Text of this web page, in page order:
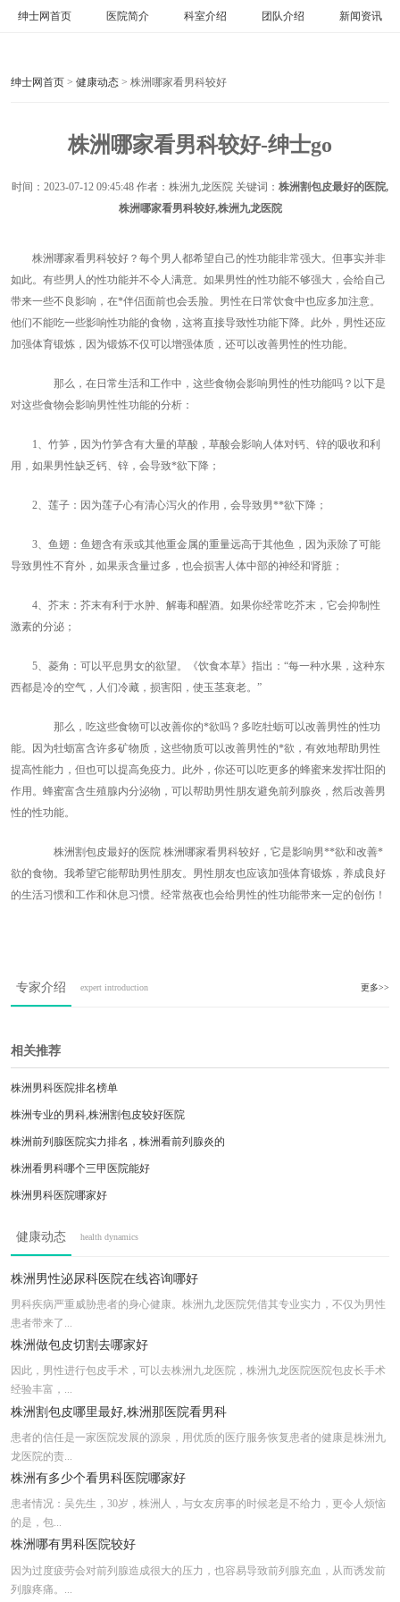
绅士网首页 医院简介 科室介绍 团队介绍 新闻资讯
绅士网首页 > 健康动态 > 株洲哪家看男科较好
株洲哪家看男科较好-绅士go
时间： 2023-07-12 09:45:48 作者：株洲九龙医院 关键词： 株洲割包皮最好的医院,
株洲哪家看男科较好,株洲九龙医院
株洲哪家看男科较好？每个男人都希望自己的性功能非常强大。但事实并非
如此。有些男人的性功能并不令人满意。如果男性的性功能不够强大，会给自己
带来一些不良影响，在*伴侣面前也会丢脸。男性在日常饮食中也应多加注意。
他们不能吃一些影响性功能的食物，这将直接导致性功能下降。此外，男性还应
加强体育锻炼，因为锻炼不仅可以增强体质，还可以改善男性的性功能。
那么，在日常生活和工作中，这些食物会影响男性的性功能吗？以下是
对这些食物会影响男性性功能的分析：
1、竹笋，因为竹笋含有大量的草酸，草酸会影响人体对钙、锌的吸收和利
用，如果男性缺乏钙、锌，会导致*欲下降；
2、莲子：因为莲子心有清心泻火的作用，会导致男**欲下降；
3、鱼翅：鱼翅含有汞或其他重金属的重量远高于其他鱼，因为汞除了可能
导致男性不育外，如果汞含量过多，也会损害人体中部的神经和肾脏；
4、芥末：芥末有利于水肿、解毒和醒酒。如果你经常吃芥末，它会抑制性
激素的分泌；
5、菱角：可以平息男女的欲望。《饮食本草》指出：“每一种水果，这种东
西都是冷的空气，人们冷藏，损害阳，使玉茎衰老。”
那么，吃这些食物可以改善你的*欲吗？多吃牡蛎可以改善男性的性功
能。因为牡蛎富含许多矿物质，这些物质可以改善男性的*欲，有效地帮助男性
提高性能力，但也可以提高免疫力。此外，你还可以吃更多的蜂蜜来发挥壮阳的
作用。蜂蜜富含生殖腺内分泌物，可以帮助男性朋友避免前列腺炎，然后改善男
性的性功能。
株洲割包皮最好的医院 株洲哪家看男科较好，它是影响男**欲和改善*
欲的食物。我希望它能帮助男性朋友。男性朋友也应该加强体育锻炼，养成良好
的生活习惯和工作和休息习惯。经常熬夜也会给男性的性功能带来一定的创伤！
专家介绍 expert introduction 更多>>
相关推荐
株洲男科医院排名榜单
株洲专业的男科,株洲割包皮较好医院
株洲前列腺医院实力排名，株洲看前列腺炎的
株洲看男科哪个三甲医院能好
株洲男科医院哪家好
株洲九龙医院收费高吗
株洲男科治疗效果哪里好
株洲治割包皮的医院哪家效果比较明显
健康动态 health dynamics
株洲男性泌尿科医院在线咨询哪好
男科疾病严重威胁患者的身心健康。株洲九龙医院凭借其专业实力，不仅为男性
患者带来了...
株洲做包皮切割去哪家好
因此，男性进行包皮手术，可以去株洲九龙医院，株洲九龙医院医院包皮长手术
经验丰富，...
株洲割包皮哪里最好,株洲那医院看男科
患者的信任是一家医院发展的源泉，用优质的医疗服务恢复患者的健康是株洲九
龙医院的责...
株洲有多少个看男科医院哪家好
患者情况：吴先生，30岁，株洲人，与女友房事的时候老是不给力，更令人烦恼
的是，包...
株洲哪有男科医院较好
因为过度疲劳会对前列腺造成很大的压力，也容易导致前列腺充血，从而诱发前
列腺疼痛。...